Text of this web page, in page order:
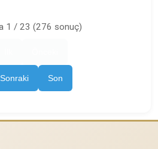
1 / 23 (276 sonuç)
Sonraki Son